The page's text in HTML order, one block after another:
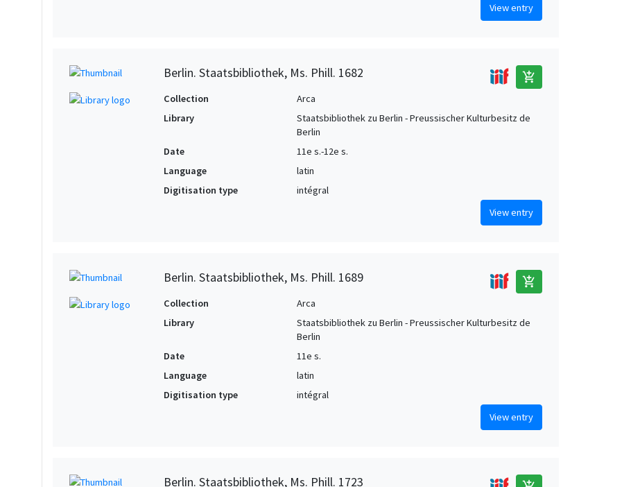
View entry
Berlin. Staatsbibliothek, Ms. Phill. 1682 add_shopping_cart
Collection
Arca
Library
Staatsbibliothek zu Berlin - Preussischer Kulturbesitz de
Berlin
Date
11e s.-12e s.
Language
latin
Digitisation type
intégral
View entry
Berlin. Staatsbibliothek, Ms. Phill. 1689 add_shopping_cart
Collection
Arca
Library
Staatsbibliothek zu Berlin - Preussischer Kulturbesitz de
Berlin
Date
11e s.
Language
latin
Digitisation type
intégral
View entry
Berlin. Staatsbibliothek, Ms. Phill. 1723